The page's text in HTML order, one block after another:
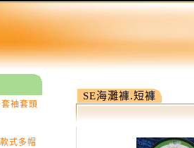
SE海灘褲.短褲
袖套頭
式多帽